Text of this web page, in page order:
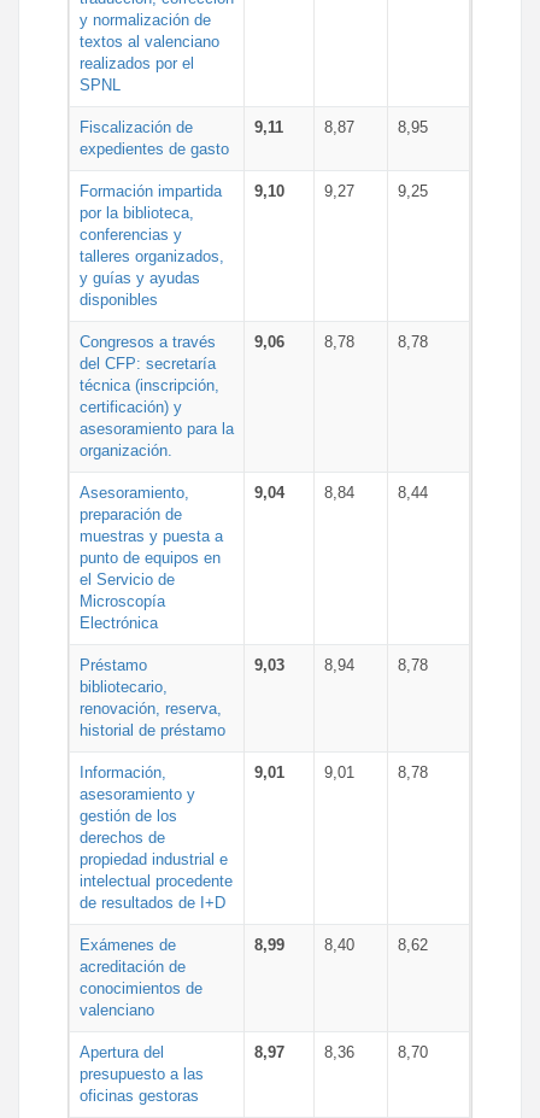
y normalización de
textos al valenciano
realizados por el
SPNL
Fiscalización de
expedientes de gasto
9,11 8,87 8,95
Formación impartida
por la biblioteca,
conferencias y
talleres organizados,
y guías y ayudas
disponibles
9,10 9,27 9,25
Congresos a través
del CFP: secretaría
técnica (inscripción,
certificación) y
asesoramiento para la
organización.
9,06 8,78 8,78
Asesoramiento,
preparación de
muestras y puesta a
punto de equipos en
el Servicio de
Microscopía
Electrónica
9,04 8,84 8,44
Préstamo
bibliotecario,
renovación, reserva,
historial de préstamo
9,03 8,94 8,78
Información,
asesoramiento y
gestión de los
derechos de
propiedad industrial e
intelectual procedente
de resultados de I+D
9,01 9,01 8,78
Exámenes de
acreditación de
conocimientos de
valenciano
8,99 8,40 8,62
Apertura del
presupuesto a las
oficinas gestoras
8,97 8,36 8,70